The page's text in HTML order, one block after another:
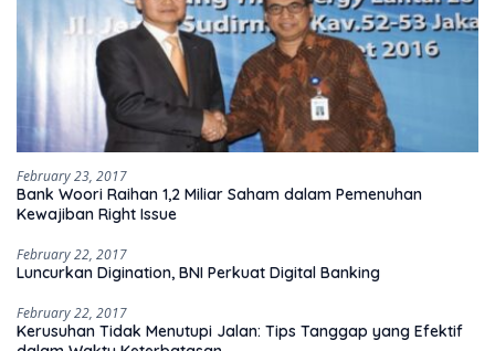
February 23, 2017
Bank Woori Raihan 1,2 Miliar Saham dalam Pemenuhan
Kewajiban Right Issue
February 22, 2017
Luncurkan Digination, BNI Perkuat Digital Banking
February 22, 2017
Kerusuhan Tidak Menutupi Jalan: Tips Tanggap yang Efektif